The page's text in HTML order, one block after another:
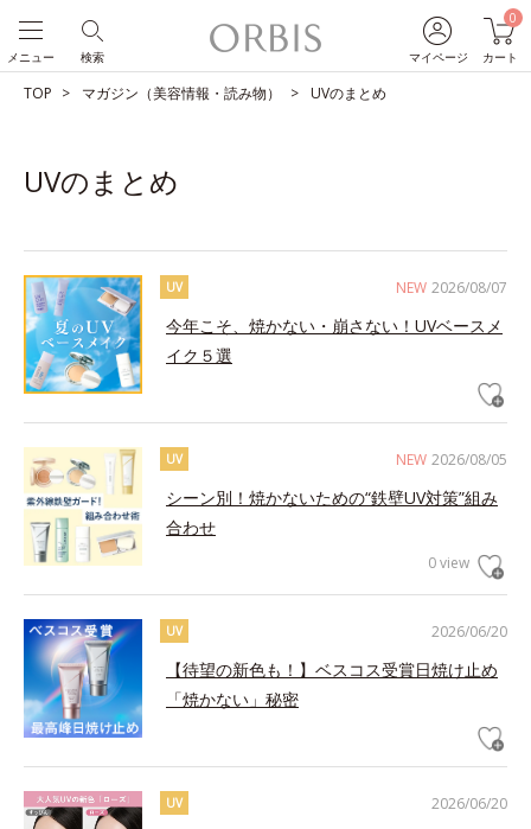
マイページ
0
カート
検索
メニュー
TOP マガジン（美容情報・読み物） UVのまとめ
UVのまとめ
NEW 2026/08/07
UV
今年こそ、焼かない・崩さない！UVベースメ
イク５選
NEW 2026/08/05
UV
シーン別！焼かないための“鉄壁UV対策”組み
合わせ
0 view
2026/06/20
UV
【待望の新色も！】ベスコス受賞日焼け止め
「焼かない」秘密
2026/06/20
UV